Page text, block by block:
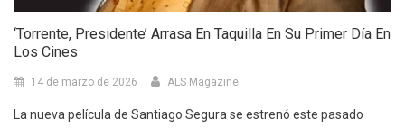
‘Torrente, Presidente’ Arrasa En Taquilla En Su Primer Día En
Los Cines
14 de marzo de 2026 ALS Magazine
La nueva película de Santiago Segura se estrenó este pasado